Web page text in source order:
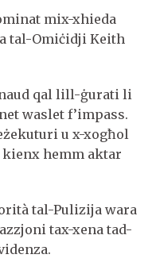
mix-xhieda
tal-Omiċidji Keith
qal lill-ġurati li
waslet f’impass.
u x-xogħol
hemm aktar
tal-Pulizija wara
tax-xena tad-